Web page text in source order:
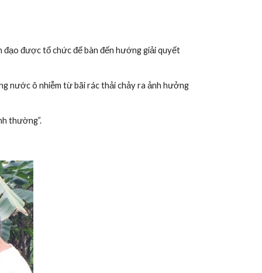
đạo được tổ chức để bàn đến hướng giải quyết
nước ô nhiễm từ bãi rác thải chảy ra ảnh hưởng
thường”.